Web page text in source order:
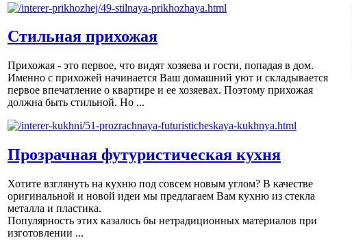
Стильная прихожая
Прихожая - это первое, что видят хозяева и гости, попадая в дом.
Именно с прихожей начинается Ваш домашний уют и складывается
первое впечатление о квартире и ее хозяевах. Поэтому прихожая
должна быть стильной. Но ...
Прозрачная футуристическая кухня
Хотите взглянуть на кухню под совсем новым углом? В качестве
оригинальной и новой идеи мы предлагаем Вам кухню из стекла
металла и пластика.
Популярность этих казалось бы нетрадиционных материалов при
изготовлении ...